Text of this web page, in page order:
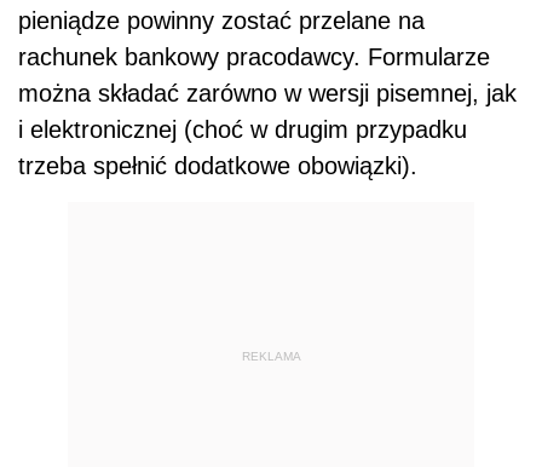
pieniądze powinny zostać przelane na
rachunek bankowy pracodawcy. Formularze
można składać zarówno w wersji pisemnej, jak
i elektronicznej (choć w drugim przypadku
trzeba spełnić dodatkowe obowiązki).
REKLAMA